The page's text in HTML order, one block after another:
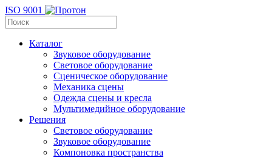
ISO 9001
Каталог
Звуковое оборудование
Световое оборудование
Сценическое оборудование
Механика сцены
Одежда сцены и кресла
Мультимедийное оборудование
Решения
Световое оборудование
Звуковое оборудование
Компоновка пространства